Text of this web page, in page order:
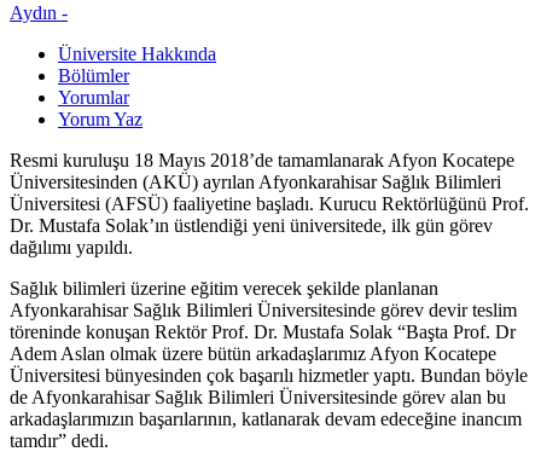
Aydın -
Üniversite Hakkında
Bölümler
Yorumlar
Yorum Yaz
Resmi kuruluşu 18 Mayıs 2018’de tamamlanarak Afyon Kocatepe
Üniversitesinden (AKÜ) ayrılan Afyonkarahisar Sağlık Bilimleri
Üniversitesi (AFSÜ) faaliyetine başladı. Kurucu Rektörlüğünü Prof.
Dr. Mustafa Solak’ın üstlendiği yeni üniversitede, ilk gün görev
dağılımı yapıldı.
Sağlık bilimleri üzerine eğitim verecek şekilde planlanan
Afyonkarahisar Sağlık Bilimleri Üniversitesinde görev devir teslim
töreninde konuşan Rektör Prof. Dr. Mustafa Solak “Başta Prof. Dr
Adem Aslan olmak üzere bütün arkadaşlarımız Afyon Kocatepe
Üniversitesi bünyesinden çok başarılı hizmetler yaptı. Bundan böyle
de Afyonkarahisar Sağlık Bilimleri Üniversitesinde görev alan bu
arkadaşlarımızın başarılarının, katlanarak devam edeceğine inancım
tamdır” dedi.